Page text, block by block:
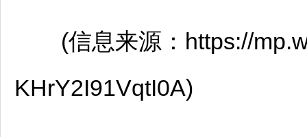
(信息来源：https://
KHrY2I91VqtI0A)